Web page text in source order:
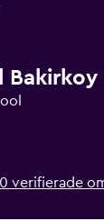
Bakirkoy
verifierade